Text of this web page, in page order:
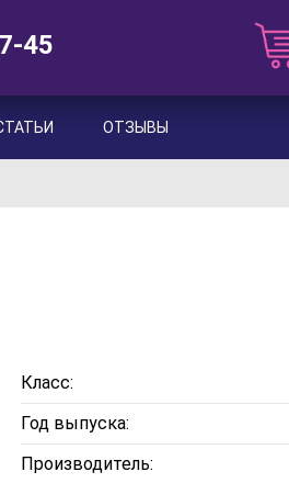
45
ОТЗЫВЫ
Класс:
Год выпуска:
Производитель: